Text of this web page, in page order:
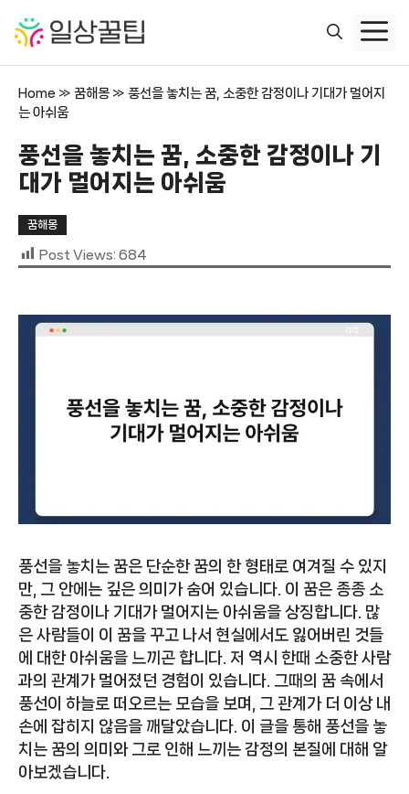
Home » 꿈해몽 » 풍선을 놓치는 꿈, 소중한 감정이나 기대가 멀어지
는 아쉬움
풍선을 놓치는 꿈, 소중한 감정이나 기
대가 멀어지는 아쉬움
꿈해몽
Post Views: 684
풍선을 놓치는 꿈은 단순한 꿈의 한 형태로 여겨질 수 있지
만, 그 안에는 깊은 의미가 숨어 있습니다. 이 꿈은 종종 소
중한 감정이나 기대가 멀어지는 아쉬움을 상징합니다. 많
은 사람들이 이 꿈을 꾸고 나서 현실에서도 잃어버린 것들
에 대한 아쉬움을 느끼곤 합니다. 저 역시 한때 소중한 사람
과의 관계가 멀어졌던 경험이 있습니다. 그때의 꿈 속에서
풍선이 하늘로 떠오르는 모습을 보며, 그 관계가 더 이상 내
손에 잡히지 않음을 깨달았습니다. 이 글을 통해 풍선을 놓
치는 꿈의 의미와 그로 인해 느끼는 감정의 본질에 대해 알
아보겠습니다.